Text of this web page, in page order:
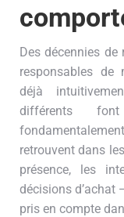
Des décennies
responsables de
déjà
différents
retrouvent dans
présence, les
décisions d’achat
pris en compte